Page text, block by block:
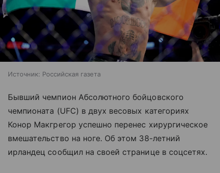
Источник: Российская газета
Бывший чемпион Абсолютного бойцовского
чемпионата (UFC) в двух весовых категориях
Конор Макгрегор успешно перенес хирургическое
вмешательство на ноге. Об этом 38-летний
ирландец сообщил на своей странице в соцсетях.